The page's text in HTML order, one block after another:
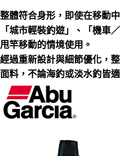
【注意事項】
１．透過由恩沛科技股份有限公司提
易，需依本服務之必要範圍內提供個
權轉讓予恩沛科技股份有限公司。
２．關於個人資料處理事宜，請瀏覽以
https://aftee.tw/terms/#terms3
３．未成年的使用者請事先徵得法定代
４．使用「AFTEE先享後付」時，將依
時審查核予不同之上限額度；若仍有額
請求用戶進行身份認證。
每筆NT$60，滿NT$1,200(含以上)
一般宅配（門市自取請勿下單，請
每筆NT$100，滿NT$2,000(含以上)
離島一般宅配
每筆NT$200，滿NT$2,000(含以上)
貨到付款（門市自取請勿下單，請
每筆NT$200，滿NT$3,000(含以上)
整體符合身形，即使在移動
「城市輕裝釣遊」、「機車
甩竿移動的情境使用。
經過重新設計與細節優化，
面料，不論海釣或淡水釣皆適